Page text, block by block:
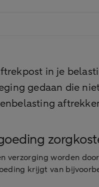
in je
gedaan die
verzorging worden
krijgt van